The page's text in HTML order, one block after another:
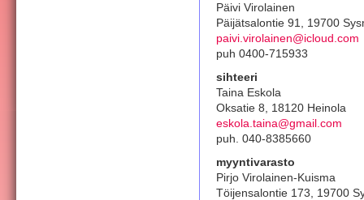
Päivi Virolainen
Päijätsalontie 91, 19700
paivi.virolainen@icloud.com
puh 0400-715933
sihteeri
Taina Eskola
Oksatie 8, 18120 Heinola
eskola.taina@gmail.com
puh. 040-8385660
myyntivarasto
Pirjo Virolainen-Kuisma
Töijensalontie 173, 19700